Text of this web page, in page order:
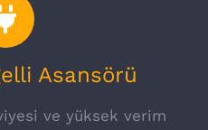
Asansörü
ve yüksek verim